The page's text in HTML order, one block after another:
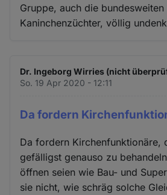
Gruppe, auch die bundesweiten
Kaninchenzüchter, völlig
Dr. Ingeborg Wirries (nicht
So. 19 Apr 2020 - 12:11
Da fordern
Da fordern Kirchenfunktionäre,
gefälligst genauso zu
öffnen seien wie Bau- und
sie nicht, wie schräg solche